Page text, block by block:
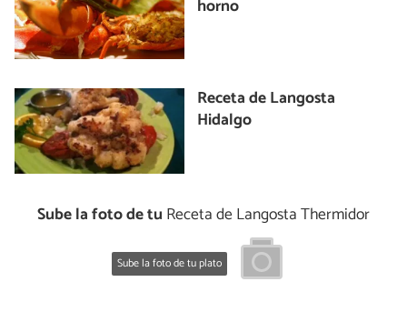
horno
Receta de Langosta
Hidalgo
Sube la foto de tu Receta de Langosta Thermidor
Sube la foto de tu plato